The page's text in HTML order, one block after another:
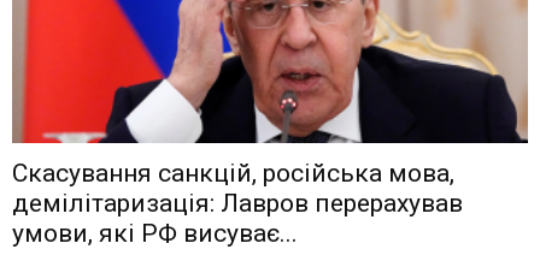
Скасування санкцій, російська мова,
демілітаризація: Лавров перерахував
умови, які РФ висуває...